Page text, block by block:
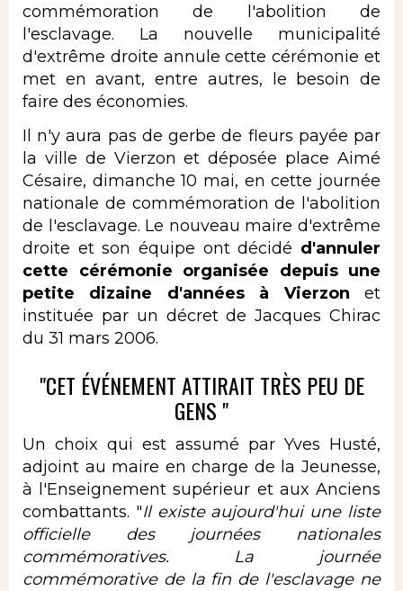
commémoration de l'abolition de
l'esclavage. La nouvelle municipalité
d'extrême droite annule cette cérémonie et
met en avant, entre autres, le besoin de
faire des économies.
Il n'y aura pas de gerbe de fleurs payée par
la ville de Vierzon et déposée place Aimé
Césaire, dimanche 10 mai, en cette journée
nationale de commémoration de l'abolition
de l'esclavage. Le nouveau maire d'extrême
droite et son équipe ont décidé d'annuler
cette cérémonie organisée depuis une
petite dizaine d'années à Vierzon et
instituée par un décret de Jacques Chirac
du 31 mars 2006.
"CET ÉVÉNEMENT ATTIRAIT TRÈS PEU DE
GENS "
Un choix qui est assumé par Yves Husté,
adjoint au maire en charge de la Jeunesse,
à l'Enseignement supérieur et aux Anciens
combattants. "Il existe aujourd'hui une liste
officielle des journées nationales
commémoratives. La journée
commémorative de la fin de l'esclavage ne